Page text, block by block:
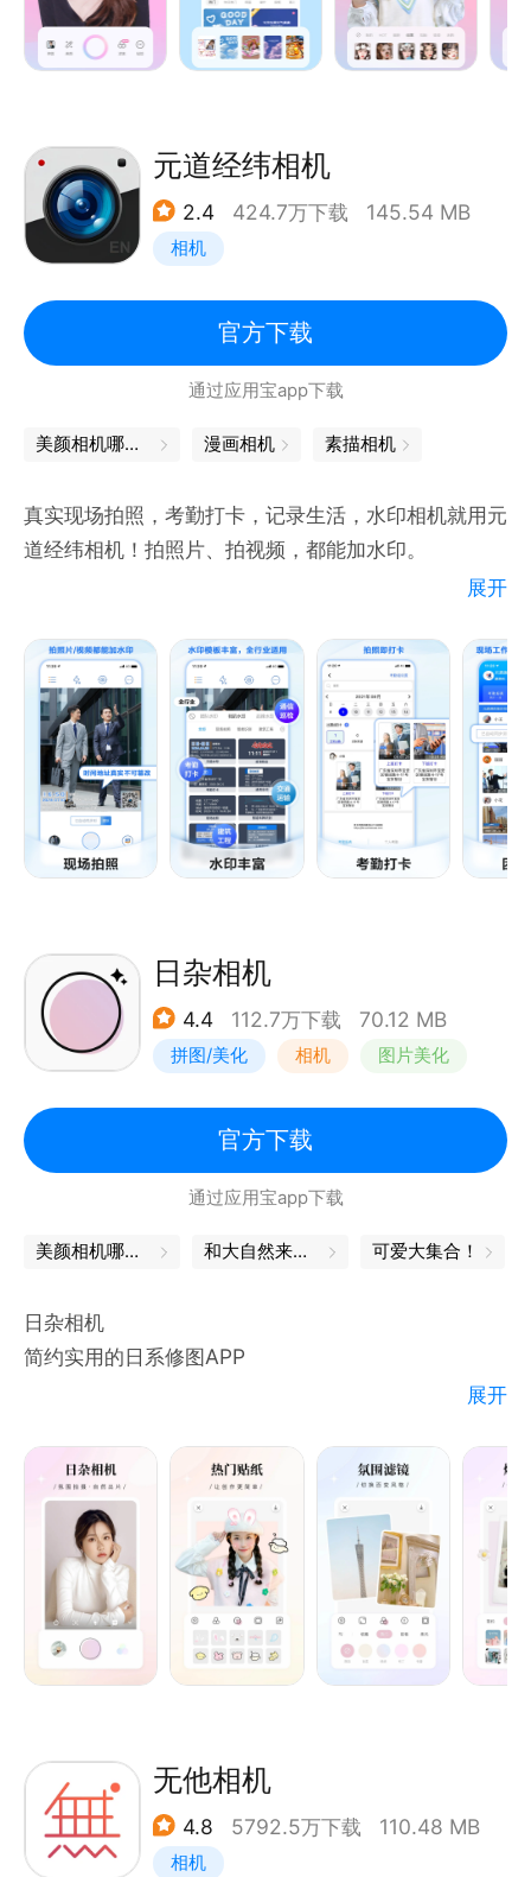
诀。
出道。
【给你的照片加点料】
绘制专属plog涂鸦，投影光斑增加高级感，给修图带
【卡点视频一键Get】
一键制作卡点视频，海量模板轻松Get ，变身炫酷技术
流。
打破次元壁，走进漫画世界，让你酷变日漫女主角。
--- 小可爱们交流与反馈 ---
QQ群：806266466（已满）、833172347（2群）
Mail：1tian@kuaishou.com
有任何问题也可以通过app-打开设置-意见反馈，一甜
小姐姐在线等你哦～
元道经纬相机
2.4 424.7万下载 145.54 MB
相机
官方下载
通过应用宝app下载
美颜相机哪个好用 漫画相机 素描相机
真实现场拍照，考勤打卡，记录生活，水印相机就用元
道经纬相机！拍照片、拍视频，都能加水印。
*水印模板：
现场水印：经纬度、地点、时间、海拔、天气、位置名
称编码、个人签名、手机号等水印；
考勤水印：时间、地点水印真实且无法修改，考勤打卡
拍照更真实；
工程水印：专为工程施工管理设计，能准确的记录工程
印；
品牌宣传水印：品牌logo/二维码、宣传标语、地址、
联系方式等水印；
防盗水印：加防盗必究水印，简单快速地给你的证件打
学习打卡：加科目、坚持天数、时间、签名水印，助你
形成高度的学习自制力。
【管理更高效】
*工作拼图：
编辑个人专属工作拼图，方便向上级进行总结和汇报；
创建文件夹，并自定义名称，让资料井井有条；
*信息标注：
自定义备注主题、信息等内容，分享和回顾更清晰。
【信息更真实】
防篡改技术，时间和地点不可修改。
【使用场景】
松记录工作生活！
【应用领域】
展开
日杂相机
4.4 112.7万下载 70.12 MB
拼图/美化 相机 图片美化
官方下载
通过应用宝app下载
美颜相机哪个好用 和大自然来一场浪漫约会吧 可爱大集合！
日杂相机
简约实用的日系修图APP
化繁为简，整齐排版
「功能点」
● 背景：全能背景颜色，渐变，图案，自定义
● 贴纸：热门日系手绘风贴纸持续更新
● 滤镜：独特风格滤镜让调色如此简单
● 拼图：基础拼图，操作简单
● 编辑：尺寸，描边，阴影，放大镜
展开
无他相机
4.8 5792.5万下载 110.48 MB
相机